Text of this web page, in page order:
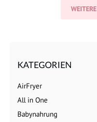
KATEGORIEN
AirFryer
All in One
Babynahrung